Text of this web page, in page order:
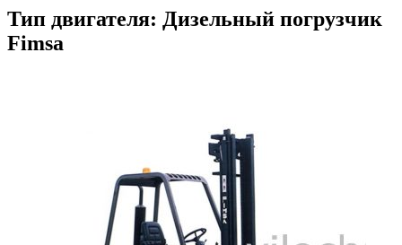
Тип двигателя: Дизельный погрузчик
Fimsa